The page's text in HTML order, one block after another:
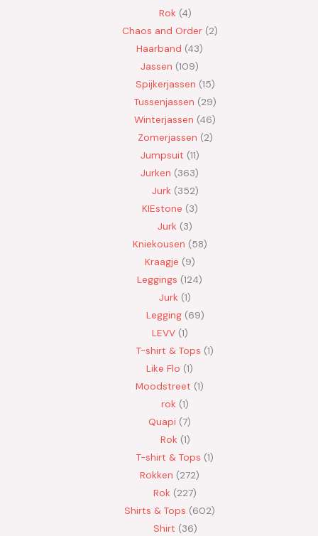
Rok 4
Chaos and Order 2
Haarband 43
Jassen 109
Spijkerjassen 15
Tussenjassen 29
Winterjassen 46
Zomerjassen 2
Jumpsuit 11
Jurken 363
Jurk 352
KIEstone 3
Jurk 3
Kniekousen 58
Kraagje 9
Leggings 124
Jurk 1
Legging 69
LEVV 1
T-shirt & Tops 1
Like Flo 1
Moodstreet 1
rok 1
Quapi 7
Rok 1
T-shirt & Tops 1
Rokken 272
Rok 227
Shirts & Tops 602
Shirt 36